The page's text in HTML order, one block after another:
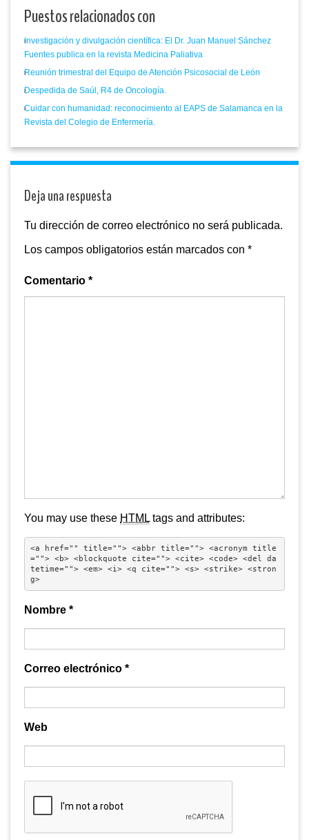
Puestos relacionados con
Investigación y divulgación científica: El Dr. Juan Manuel Sánchez
Fuentes publica en la revista Medicina Paliativa
Reunión trimestral del Equipo de Atención Psicosocial de León
Despedida de Saúl, R4 de Oncología.
Cuidar con humanidad: reconocimiento al EAPS de Salamanca en la
Revista del Colegio de Enfermería.
Deja una respuesta
Tu dirección de correo electrónico no será publicada.
Los campos obligatorios están marcados con *
Comentario *
You may use these HTMLtags and attributes:
<a href="" title=""> <abbr title=""> <acronym title
=""> <b> <blockquote cite=""> <cite> <code> <del da
tetime=""> <em> <i> <q cite=""> <s> <strike> <stron
g>
Nombre *
Correo electrónico *
Web